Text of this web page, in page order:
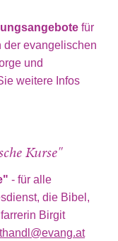
für
der evangelischen
und
weitere Infos
Kurse"
- für alle
die Bibel,
Birgit